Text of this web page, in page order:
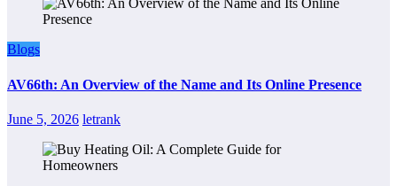
Blogs
AV66th: An Overview of the Name and Its Online Presence
June 5, 2026 letrank